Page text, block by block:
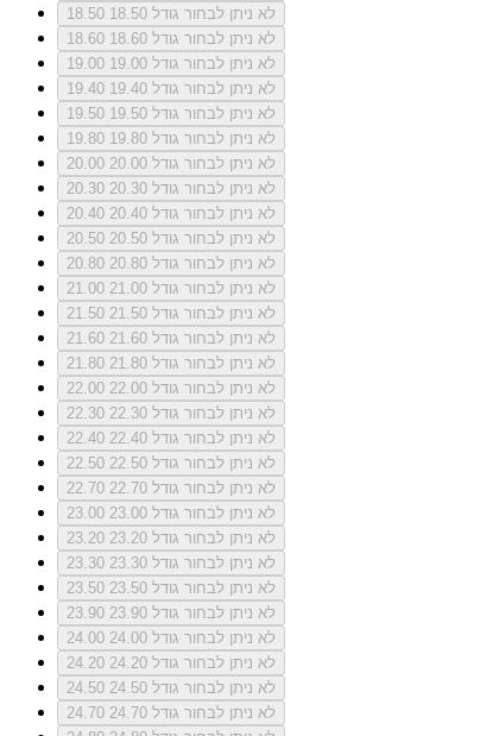
18.50
לא ניתן לבחור גודל 18.50
18.60
לא ניתן לבחור גודל 18.60
19.00
לא ניתן לבחור גודל 19.00
19.40
לא ניתן לבחור גודל 19.40
19.50
לא ניתן לבחור גודל 19.50
19.80
לא ניתן לבחור גודל 19.80
20.00
לא ניתן לבחור גודל 20.00
20.30
לא ניתן לבחור גודל 20.30
20.40
לא ניתן לבחור גודל 20.40
20.50
לא ניתן לבחור גודל 20.50
20.80
לא ניתן לבחור גודל 20.80
21.00
לא ניתן לבחור גודל 21.00
21.50
לא ניתן לבחור גודל 21.50
21.60
לא ניתן לבחור גודל 21.60
21.80
לא ניתן לבחור גודל 21.80
22.00
לא ניתן לבחור גודל 22.00
22.30
לא ניתן לבחור גודל 22.30
22.40
לא ניתן לבחור גודל 22.40
22.50
לא ניתן לבחור גודל 22.50
22.70
לא ניתן לבחור גודל 22.70
23.00
לא ניתן לבחור גודל 23.00
23.20
לא ניתן לבחור גודל 23.20
23.30
לא ניתן לבחור גודל 23.30
23.50
לא ניתן לבחור גודל 23.50
23.90
לא ניתן לבחור גודל 23.90
24.00
לא ניתן לבחור גודל 24.00
24.20
לא ניתן לבחור גודל 24.20
24.50
לא ניתן לבחור גודל 24.50
24.70
לא ניתן לבחור גודל 24.70